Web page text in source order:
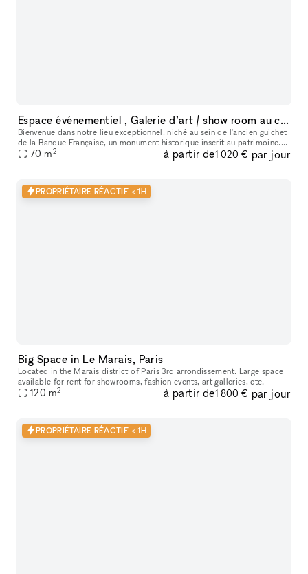
Espace événementiel , Galerie d’art / show room au cœur de Paris
Bienvenue dans notre lieu exceptionnel, niché au sein de l'ancien guichet
de la Banque Française, un monument historique inscrit au patrimoine.
Cet espace polyvalent offre une variété d'options pour
70 m2 à partir de1 020 € par jour
PROPRIÉTAIRE RÉACTIF < 1H
Big Space in Le Marais, Paris
Located in the Marais district of Paris 3rd arrondissement. Large space
available for rent for showrooms, fashion events, art galleries, etc.
120 m2 à partir de1 800 € par jour
PROPRIÉTAIRE RÉACTIF < 1H